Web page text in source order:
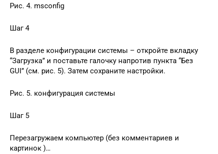
Рис. 4. msconfig
Шаг 4
В разделе конфигурации системы – откройте вкладку
“Загрузка” и поставьте галочку напротив пункта “Без
GUI” (см. рис. 5). Затем сохраните настройки.
Рис. 5. конфигурация системы
Шаг 5
Перезагружаем компьютер (без комментариев и
картинок )…